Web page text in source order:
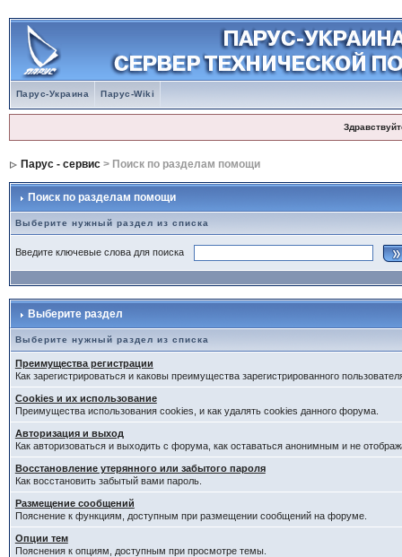
Парус-Украина Парус-Wiki
Парус - сервис> Поиск по разделам помощи
Поиск по разделам помощи
Выберите нужный раздел из списка
Введите ключевые слова для поиска
Выберите раздел
Выберите нужный раздел из списка
Преимущества регистрации
Как зарегистрироваться и каковы преимущества зарегистрированного
Cookies и их использование
Преимущества использования cookies, и как удалять cookies данного форума.
Авторизация и выход
Как авторизоваться и выходить с форума, как оставаться анонимным и не
Восстановление утерянного или забытого пароля
Как восстановить забытый вами пароль.
Размещение сообщений
Пояснение к функциям, доступным при размещении сообщений на форуме.
Опции тем
Пояснения к опциям, доступным при просмотре темы.